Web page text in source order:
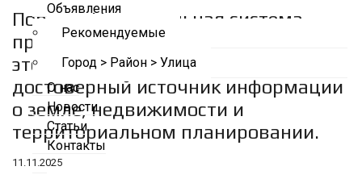
Объявления
Рекомендуемые
Город > Район > Улица
О нас
Новости
Статьи
Контакты
Портал «Национальная система
пространственных данных» (НСПД)–
это единый, официальный и самый
достоверный источник информации
о земле, недвижимости и
территориальном планировании.
11.11.2025